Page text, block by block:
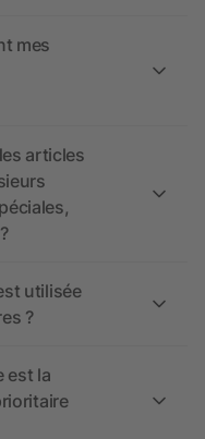
mes
articles
utilisée
?
est la